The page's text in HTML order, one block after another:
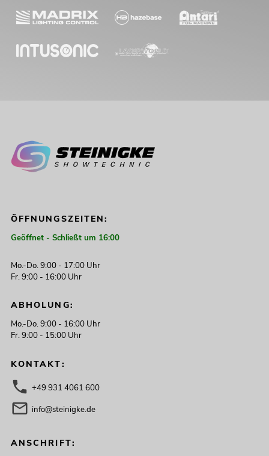
ÖFFNUNGSZEITEN:
Geöffnet - Schließt um 16:00
Mo.-Do. 9:00 - 17:00 Uhr
Fr. 9:00 - 16:00 Uhr
ABHOLUNG:
Mo.-Do. 9:00 - 16:00 Uhr
Fr. 9:00 - 15:00 Uhr
KONTAKT:
+49 931 4061 600
info@steinigke.de
ANSCHRIFT: